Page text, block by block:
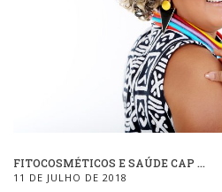
FITOCOSMÉTICOS E SAÚDE CAP ...
11 DE JULHO DE 2018